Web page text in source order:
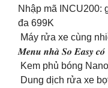
Nhập mã INCU200:
đa 699K
Máy rửa xe cùng
𝑴𝒆𝒏𝒖 𝒏𝒉𝒂̀ 𝑺𝒐 𝑬𝒂𝒔𝒚 𝒄𝒐́
Kem phủ bóng
Dung dịch rửa xe